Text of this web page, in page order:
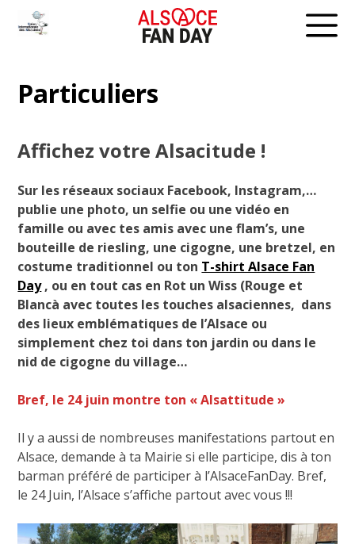
Particuliers
Affichez votre Alsacitude !
Sur les réseaux sociaux Facebook, Instagram,…
publie une photo, un selfie ou une vidéo en
famille ou avec tes amis avec une flam’s, une
bouteille de riesling, une cigogne, une bretzel, en
costume traditionnel ou ton T-shirt Alsace Fan
Day, ou en tout cas en Rot un Wiss (Rouge et
Blancà avec toutes les touches alsaciennes, dans
des lieux emblématiques de l’Alsace ou
simplement chez toi dans ton jardin ou dans le
nid de cigogne du village…
Bref, le 24 juin montre ton « Alsattitude »
Il y a aussi de nombreuses manifestations partout en
Alsace, demande à ta Mairie si elle participe, dis à ton
barman préféré de participer à l’AlsaceFanDay. Bref,
le 24 Juin, l’Alsace s’affiche partout avec vous !!!